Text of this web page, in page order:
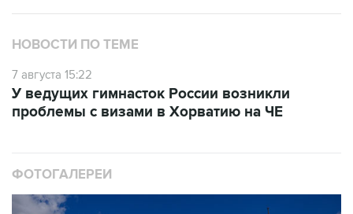
НОВОСТИ ПО ТЕМЕ
7 августа 15:22
У ведущих гимнасток России возникли
проблемы с визами в Хорватию на ЧЕ
ФОТОГАЛЕРЕИ